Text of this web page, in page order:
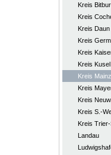
Kreis
Kreis
Kreis Daun
Kreis
Kreis
Kreis Kusel
Kreis
Kreis
Kreis
Kreis S.-
Kreis
Landau